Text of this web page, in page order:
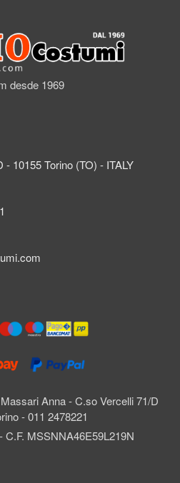
desde 1969
Anna - C.so Vercelli 71/D
- 011 2478221
C.F. MSSNNA46E59L219N
- 10155 Torino (TO) - ITALY